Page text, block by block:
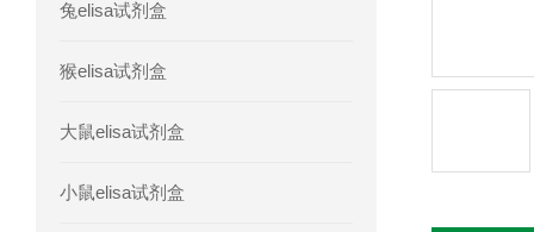
兔elisa试剂盒
猴elisa试剂盒
大鼠elisa试剂盒
小鼠elisa试剂盒